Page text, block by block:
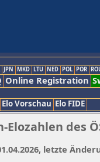
JPN MKD LTU NED POL POR
Online Registration
Elo Vorschau Elo FIDE
des
letzte